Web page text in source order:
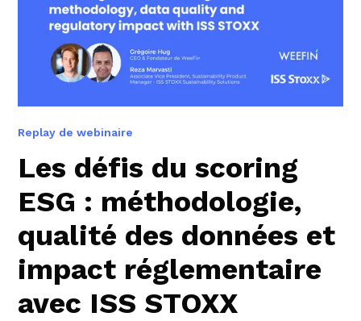
Replay de webinaire
Les défis du scoring
ESG : méthodologie,
qualité des données et
impact réglementaire
avec ISS STOXX